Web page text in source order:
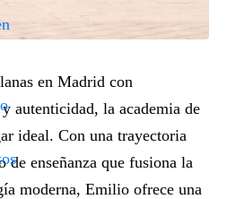
en Madrid con
autenticidad, la academia de
ideal. Con una trayectoria
de enseñanza que fusiona la
moderna, Emilio ofrece una